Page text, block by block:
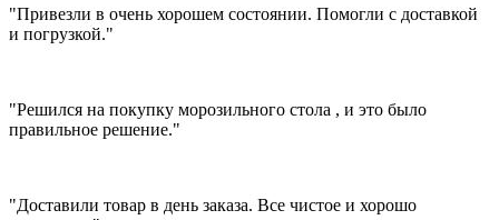
"Привезли в очень хорошем состоянии. Помогли с доставкой
и погрузкой."
"Решился на покупку морозильного стола , и это было
правильное решение."
"Доставили товар в день заказа. Все чистое и хорошо